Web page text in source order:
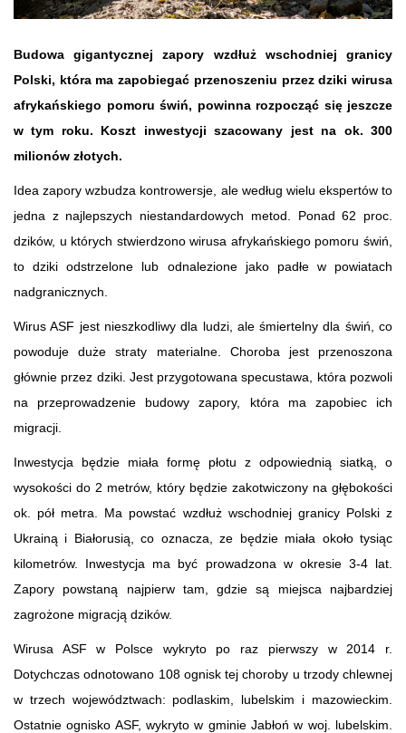
Budowa gigantycznej zapory wzdłuż wschodniej granicy
Polski, która ma zapobiegać przenoszeniu przez dziki wirusa
afrykańskiego pomoru świń, powinna rozpocząć się jeszcze
w tym roku. Koszt inwestycji szacowany jest na ok. 300
milionów złotych.
Idea zapory wzbudza kontrowersje, ale według wielu ekspertów to
jedna z najlepszych niestandardowych metod. Ponad 62 proc.
dzików, u których stwierdzono wirusa afrykańskiego pomoru świń,
to dziki odstrzelone lub odnalezione jako padłe w powiatach
nadgranicznych.
Wirus ASF jest nieszkodliwy dla ludzi, ale śmiertelny dla świń, co
powoduje duże straty materialne. Choroba jest przenoszona
głównie przez dziki. Jest przygotowana specustawa, która pozwoli
na przeprowadzenie budowy zapory, która ma zapobiec ich
migracji.
Inwestycja będzie miała formę płotu z odpowiednią siatką, o
wysokości do 2 metrów, który będzie zakotwiczony na głębokości
ok. pół metra. Ma powstać wzdłuż wschodniej granicy Polski z
Ukrainą i Białorusią, co oznacza, ze będzie miała około tysiąc
kilometrów. Inwestycja ma być prowadzona w okresie 3-4 lat.
Zapory powstaną najpierw tam, gdzie są miejsca najbardziej
zagrożone migracją dzików.
Wirusa ASF w Polsce wykryto po raz pierwszy w 2014 r.
Dotychczas odnotowano 108 ognisk tej choroby u trzody chlewnej
w trzech województwach: podlaskim, lubelskim i mazowieckim.
Ostatnie ognisko ASF, wykryto w gminie Jabłoń w woj. lubelskim.